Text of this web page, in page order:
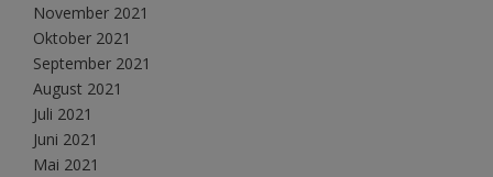
November 2021
Oktober 2021
September 2021
August 2021
Juli 2021
Juni 2021
Mai 2021